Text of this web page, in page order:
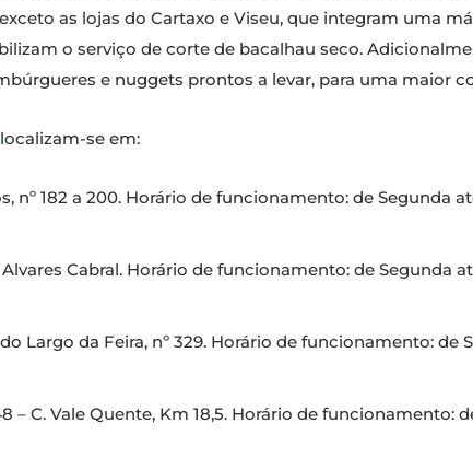
as lojas do Cartaxo e Viseu, que integram uma
o serviço de corte de bacalhau seco.
e nuggets prontos a levar, para uma maior
localizam-se em:
nº 182 a 200. Horário de funcionamento: de Segunda
Alvares Cabral. Horário de funcionamento: de Segunda
Largo da Feira, nº 329. Horário de funcionamento:
– C. Vale Quente, Km 18,5. Horário de funcionamento: